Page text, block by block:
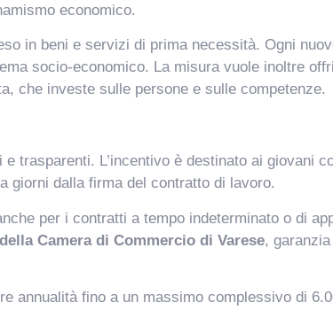
economico.
in beni e servizi di prima necessità. Ogni
socio-economico. La misura vuole inoltre
che investe sulle persone e sulle competenze.
trasparenti. L’incentivo è destinato ai giovani
giorni dalla firma del contratto di lavoro.
per i contratti a tempo indeterminato o di
Camera di Commercio di Varese,
annualità fino a un massimo complessivo di